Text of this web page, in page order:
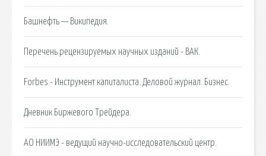
Башнефть — Википедия.
Перечень рецензируемых научных изданий - ВАК.
Forbes - Инструмент капиталиста. Деловой журнал. Бизнес.
Дневник Биржевого Трейдера.
АО НИИМЭ - ведущий научно-исследовательский центр.